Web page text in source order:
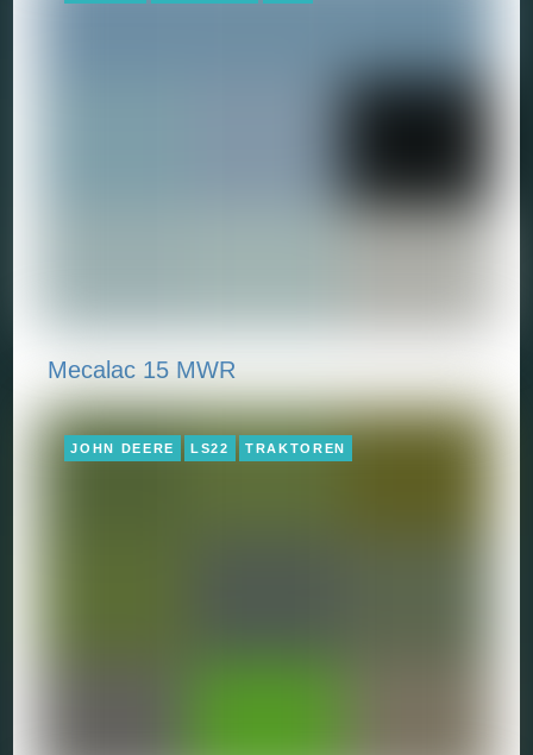
Mecalac 15 MWR
JOHN DEERE LS22 TRAKTOREN